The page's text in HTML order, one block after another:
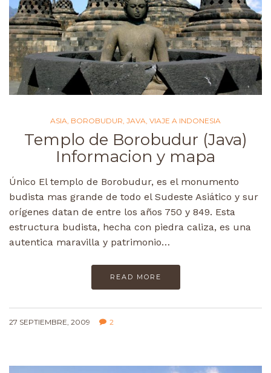
ASIA, BOROBUDUR, JAVA, VIAJE A INDONESIA
Templo de Borobudur (Java)
Informacion y mapa
Único El templo de Borobudur, es el monumento
budista mas grande de todo el Sudeste Asiático y sur
orígenes datan de entre los años 750 y 849. Esta
estructura budista, hecha con piedra caliza, es una
autentica maravilla y patrimonio…
READ MORE
27 SEPTIEMBRE, 2009 2